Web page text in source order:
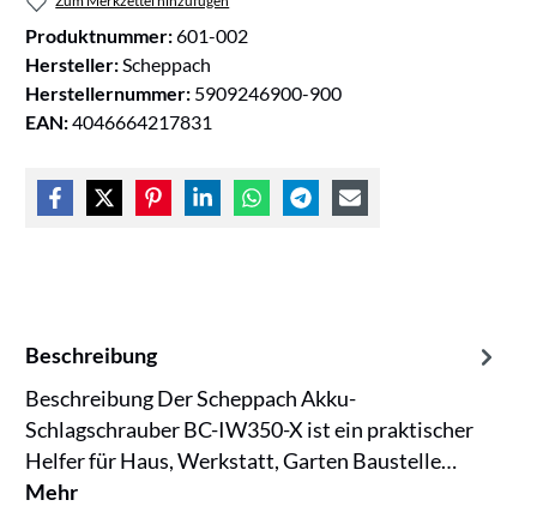
Produktnummer:601-002
Hersteller: Scheppach
Herstellernummer: 5909246900-900
EAN:4046664217831
Beschreibung
Beschreibung Der Scheppach Akku-
Schlagschrauber BC-IW350-X ist ein praktischer
Helfer für Haus, Werkstatt, Garten Baustelle…
Mehr